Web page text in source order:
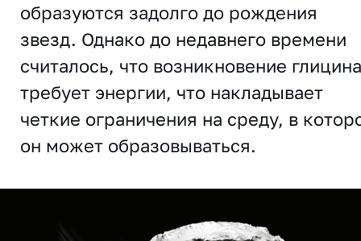
образуются задолго до рождения
звезд. Однако до недавнего времени
считалось, что возникновение глицина
требует энергии, что накладывает
четкие ограничения на среду, в
он может образовываться.